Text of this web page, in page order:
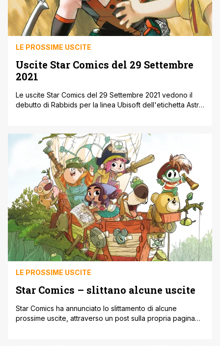
LE PROSSIME USCITE
Uscite Star Comics del 29 Settembre
2021
Le uscite Star Comics del 29 Settembre 2021 vedono il
debutto di Rabbids per la linea Ubisoft dell'etichetta Astra
uscite Star Comics del 29 Settembre 2021 A SILENT VOICE
– ULTIMATE BOX di Yoshitoki Oima [']
LE PROSSIME USCITE
Star Comics – slittano alcune uscite
Star Comics ha annunciato lo slittamento di alcune
prossime uscite, attraverso un post sulla propria pagina